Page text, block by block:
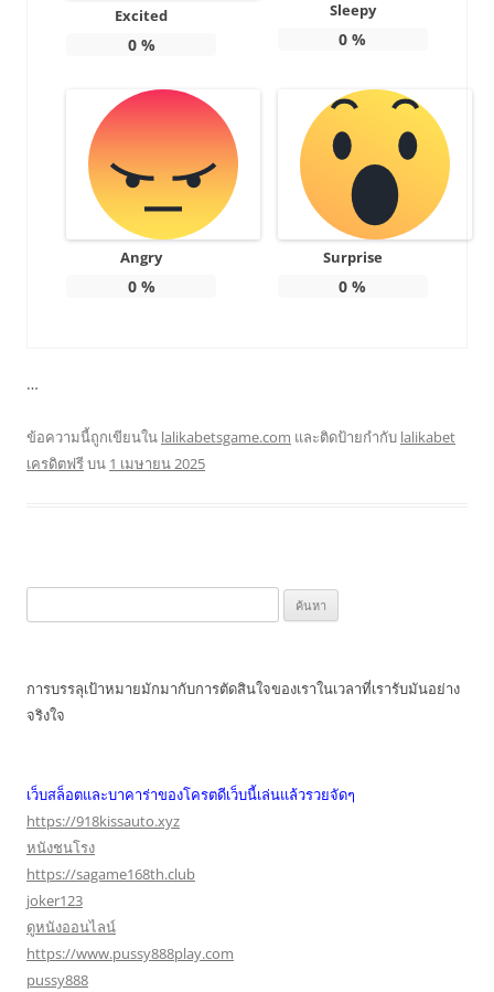
Excited
0%
Sleepy
0 %
Angry
0%
Surprise
0 %
…
ข้อความนี้ถูกเขียนใน lalikabetsgame.com และติดป้ายกำกับ lalikabet
เครดิตฟรีบน 1 เมษายน 2025
สำหรับ:
การบรรลุเป้าหมายมักมากับการตัดสินใจของเราในเวลาที่เรารับมันอย่าง
จริงใจ
เว็บสล็อตและบาคาร่าของโครตดีเว็บนี้เล่นแล้วรวยจัดๆ
https://918kissauto.xyz
หนังชนโรง
https://sagame168th.club
joker123
ดูหนังออนไลน์
https://www.pussy888play.com
pussy888